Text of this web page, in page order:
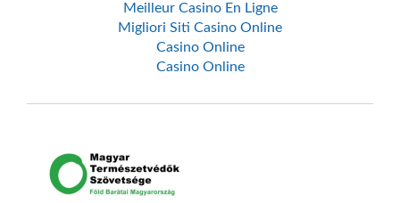
Meilleur Casino En Ligne
Migliori Siti Casino Online
Casino Online
Casino Online